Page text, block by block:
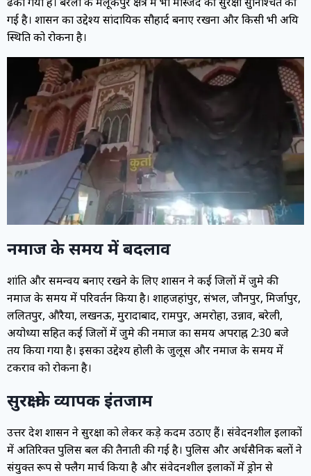
गई है। प्रशासन का उद्देश्य सांप्रदायिक सौहार्द बनाए रखना और किसी भी अप्रिय
स्थिति को रोकना है।
नमाज के समय में बदलाव
शांति और समन्वय बनाए रखने के लिए प्रशासन ने कई जिलों में जुमे की
नमाज के समय में परिवर्तन किया है। शाहजहांपुर, संभल, जौनपुर, मिर्जापुर,
ललितपुर, औरैया, लखनऊ, मुरादाबाद, रामपुर, अमरोहा, उन्नाव, बरेली,
अयोध्या सहित कई जिलों में जुमे की नमाज का समय अपराह्न 2:30 बजे
तय किया गया है। इसका उद्देश्य होली के जुलूस और नमाज के समय में
टकराव को रोकना है।
सुरक्षा के व्यापक इंतजाम
उत्तर प्रदेश प्रशासन ने सुरक्षा को लेकर कड़े कदम उठाए हैं। संवेदनशील इलाकों
में अतिरिक्त पुलिस बल की तैनाती की गई है। पुलिस और अर्धसैनिक बलों ने
संयुक्त रूप से फ्लैग मार्च किया है और संवेदनशील इलाकों में ड्रोन से